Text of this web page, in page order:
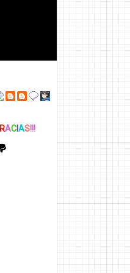
RACAS!!!